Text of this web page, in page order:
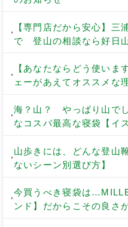
【専門店だから安心】三
で 登山の相談なら好日
【あなたならどう使いま
ェーがあえてオススメな
海？山？ やっぱり山で
なコスパ最高な寝袋【イ
山歩きには、どんな登山
ないシーン別選び方】
今買うべき寝袋は
ンド】だからこその良さ